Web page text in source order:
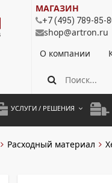
МАГАЗИН
+7 (495) 789-85-
shop@artron.ru
О компании
УСЛУГИ / РЕШЕНИЯ
Расходный материал